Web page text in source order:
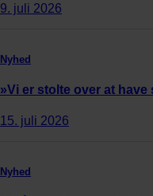
9. juli 2026
Nyhed
»Vi er stolte over at
15. juli 2026
Nyhed